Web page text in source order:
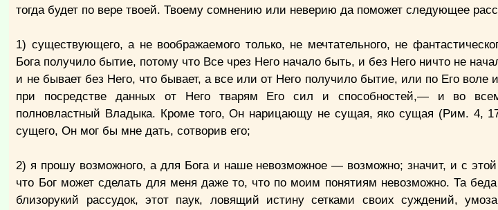
тогда будет по вере твоей. Твоему сомнению или неверию да поможет следующее
1) существующего, а не воображаемого только, не мечтательного, не
Бога получило бытие, потому что Все чрез Него начало быть, и без Него ничто не
и не бывает без Него, что бывает, а все или от Него получило бытие, или по Его
при посредстве данных от Него тварям Его сил и способностей,— и во
полновластный Владыка. Кроме того, Он нарицающу не сущая, яко сущая (Рим. 4,
сущего, Он мог бы мне дать, сотворив его;
2) я прошу возможного, а для Бога и наше невозможное — возможно; значит, и с этой
что Бог может сделать для меня даже то, что по моим понятиям невозможно. Та
близорукий рассудок, этот паук, ловящий истину сетками своих суждений,